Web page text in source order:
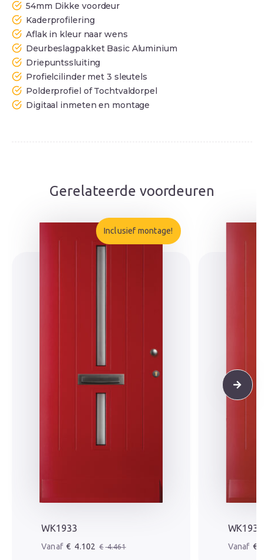
54mm Dikke voordeur
Kaderprofilering
Aflak in kleur naar wens
Deurbeslagpakket Basic Aluminium
Driepuntssluiting
Profielcilinder met 3 sleutels
Polderprofiel of Tochtvaldorpel
Digitaal inmeten en montage
Gerelateerde voordeuren
Inclusief montage!
WK1933
€ 4.461
Oorspronkelijke prijs was: € 4.461.
€ 4.102
Huidige prijs is: € 4.102.
WK1930
€